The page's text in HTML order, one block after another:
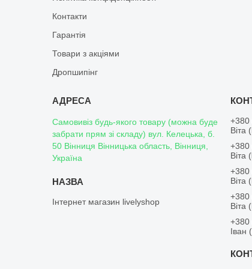
Контакти
Гарантія
Товари з акціями
Дропшипінг
Самовивіз будь-якого товару (можна буде
забрати прям зі складу) вул. Келецька, б.
50 Вінниця Вінницька область, Вінниця,
Україна
Інтернет магазин livelyshop
+380
Віта
+380
Віта
+380
Віта
+380
Віта
+380
Іван